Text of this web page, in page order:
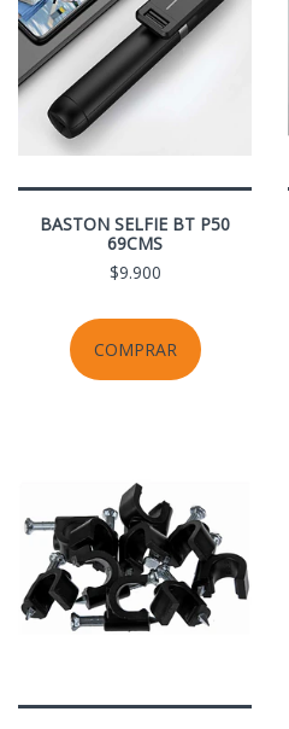
BASTON SELFIE BT P50
69CMS
$9.900
COMPRAR